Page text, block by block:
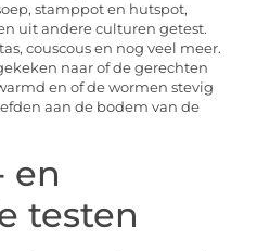
stamppot en hutspot,
uit andere culturen getest.
couscous en nog veel meer.
naar of de gerechten
en of de wormen stevig
aan de bodem van de
en
testen